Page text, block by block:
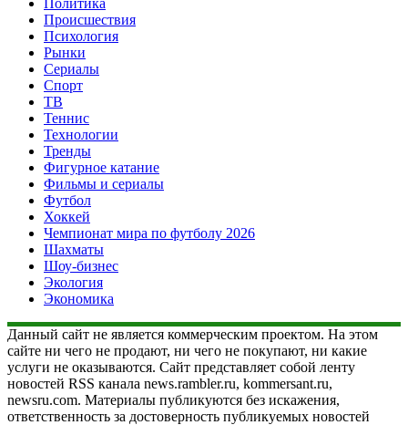
Происшествия
Психология
Рынки
Сериалы
Спорт
ТВ
Теннис
Технологии
Тренды
Фигурное катание
Фильмы и сериалы
Футбол
Хоккей
Чемпионат мира по футболу 2026
Шахматы
Шоу-бизнес
Экология
Экономика
Данный сайт не является коммерческим проектом. На этом
сайте ни чего не продают, ни чего не покупают, ни какие
услуги не оказываются. Сайт представляет собой ленту
новостей RSS канала news.rambler.ru, kommersant.ru,
newsru.com. Материалы публикуются без искажения,
ответственность за достоверность публикуемых новостей